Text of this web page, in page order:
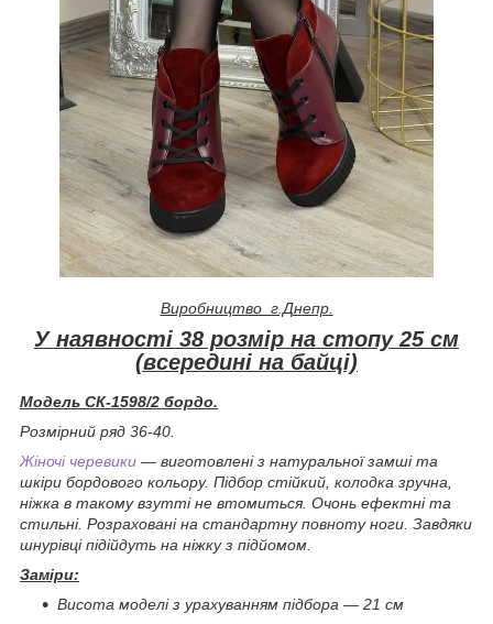
Виробництво г.Днепр.
У наявності 38 розмір на стопу 25 см
(всередині на байці)
Модель СК-1598/2 бордо.
Розмірний ряд 36-40.
Жіночі черевики — виготовлені з натуральної замші та
шкіри бордового кольору. Підбор стійкий, колодка зручна,
ніжка в такому взутті не втомиться. Очонь ефектні та
стильні. Розраховані на стандартну повноту ноги. Завдяки
шнурівці підійдуть на ніжку з підйомом.
Заміри:
Висота моделі з урахуванням підбора — 21 см